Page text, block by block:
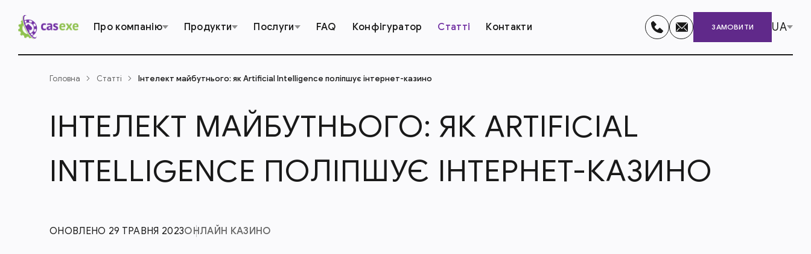
Про компанію Продукти Послуги FAQ Конфігуратор Статті Контакти ЗАМОВИТИ UA
Головна Статті Інтелект майбутнього: як Artificial Intelligence поліпшує інтернет-казино
ІНТЕЛЕКТ МАЙБУТНЬОГО: ЯК ARTIFICIAL
INTELLIGENCE ПОЛІПШУЄ ІНТЕРНЕТ-КАЗИНО
ОНОВЛЕНО 29 ТРАВНЯ 2023ОНЛАЙН КАЗИНО